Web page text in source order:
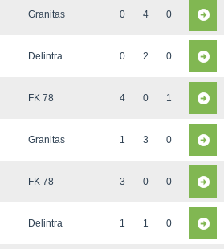
Granitas 0 4 0
Delintra 0 2 0
FK 78 4 0 1
Granitas 1 3 0
FK 78 3 0 0
Delintra 1 1 0